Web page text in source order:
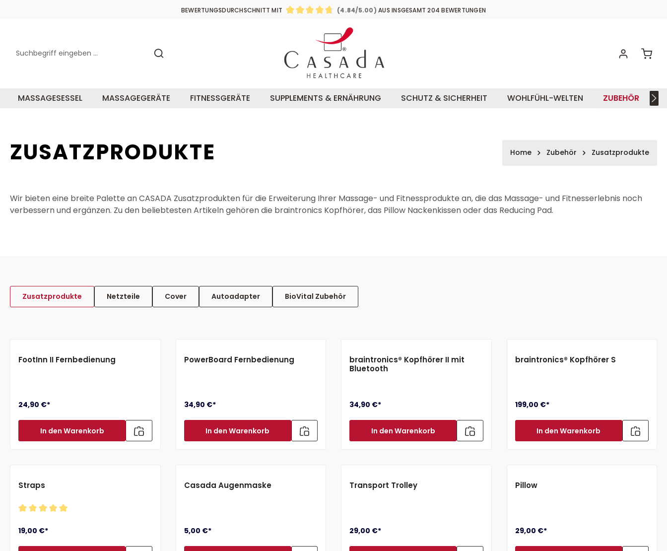
Hauptinhalt
Footer
BEWERTUNGSDURCHSCHNITT MIT (4.84/5.00) AUS INSGESAMT 204 BEWERTUNGEN
MASSAGESESSEL MASSAGEGERÄTE FITNESSGERÄTE SUPPLEMENTS & ERNÄHRUNG SCHUTZ & SICHERHEIT WOHLFÜHL-WELTEN ZUBEHÖR
ZUSATZPRODUKTE Home Zubehör Zusatzprodukte
Wir bieten eine breite Palette an CASADA Zusatzprodukten für die Erweiterung Ihrer Massage- und Fitnessprodukte an, die das Massage- und Fitnesserlebnis noch
verbessern und ergänzen. Zu den beliebtesten Artikeln gehören die braintronics Kopfhörer, das Pillow Nackenkissen oder das Reducing Pad.
Zusatzprodukte Netzteile Cover Autoadapter BioVital Zubehör
FootInn II Fernbedienung
24,90 €*
In den Warenkorb
PowerBoard Fernbedienung
34,90 €*
In den Warenkorb
braintronics® Kopfhörer II mit
Bluetooth
34,90 €*
In den Warenkorb
braintronics® Kopfhörer S
199,00 €*
In den Warenkorb
Straps
19,00 €*
Casada Augenmaske
5,00 €*
Transport Trolley
29,00 €*
Pillow
29,00 €*